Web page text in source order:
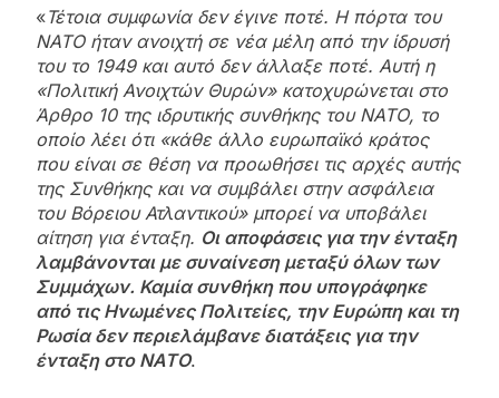
«Τέτοια συμφωνία δεν έγινε ποτέ. Η πόρτα του
ΝΑΤΟ ήταν ανοιχτή σε νέα μέλη από την ίδρυσή
του το 1949 και αυτό δεν άλλαξε ποτέ. Αυτή η
«Πολιτική Ανοιχτών Θυρών» κατοχυρώνεται στο
Άρθρο 10 της ιδρυτικής συνθήκης του ΝΑΤΟ, το
οποίο λέει ότι «κάθε άλλο ευρωπαϊκό κράτος
που είναι σε θέση να προωθήσει τις αρχές αυτής
της Συνθήκης και να συμβάλει στην ασφάλεια
του Βόρειου Ατλαντικού» μπορεί να υποβάλει
αίτηση για ένταξη. Οι αποφάσεις για την ένταξη
λαμβάνονται με συναίνεση μεταξύ όλων των
Συμμάχων. Καμία συνθήκη που υπογράφηκε
από τις Ηνωμένες Πολιτείες, την Ευρώπη και τη
Ρωσία δεν περιελάμβανε διατάξεις για την
ένταξη στο ΝΑΤΟ.